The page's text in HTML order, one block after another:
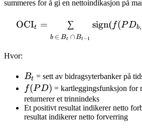
summeres for å gi en nettoindikasjon på
OCIt =
b ∈ Bt ∩ Bt −1
∑ sign(f(PDb,
Hvor:
B_t
Bt = sett av bidragsyterbanker på
f(PD)
f(PD) = kartleggingsfunksjon for
returnerer et trinnindeks
Et positivt resultat indikerer netto
resultat indikerer netto forverring